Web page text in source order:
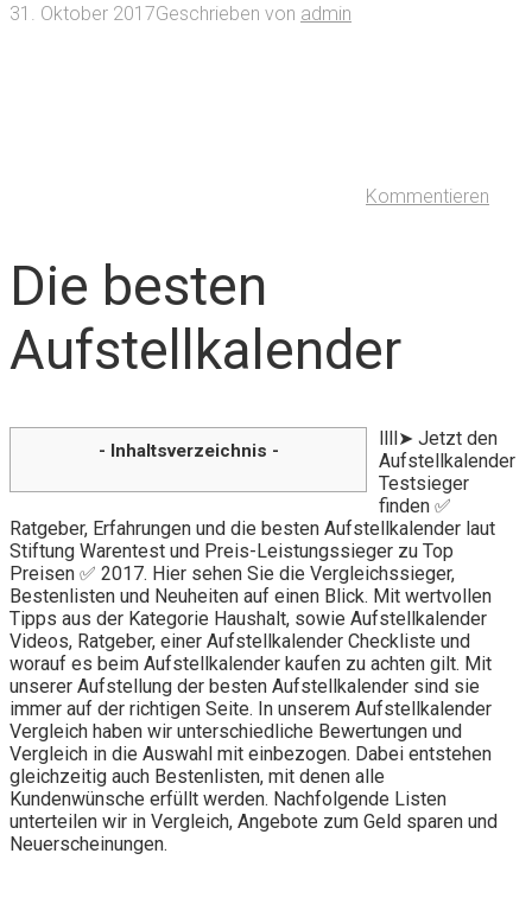
31. Oktober 2017Geschrieben von admin
Kommentieren
Die besten
Aufstellkalender
- Inhaltsverzeichnis -
llll➤ Jetzt den
Aufstellkalender
Testsieger
finden ✅
Ratgeber, Erfahrungen und die besten Aufstellkalender laut
Stiftung Warentest und Preis-Leistungssieger zu Top
Preisen ✅ 2017. Hier sehen Sie die Vergleichssieger,
Bestenlisten und Neuheiten auf einen Blick. Mit wertvollen
Tipps aus der Kategorie Haushalt, sowie Aufstellkalender
Videos, Ratgeber, einer Aufstellkalender Checkliste und
worauf es beim Aufstellkalender kaufen zu achten gilt. Mit
unserer Aufstellung der besten Aufstellkalender sind sie
immer auf der richtigen Seite. In unserem Aufstellkalender
Vergleich haben wir unterschiedliche Bewertungen und
Vergleich in die Auswahl mit einbezogen. Dabei entstehen
gleichzeitig auch Bestenlisten, mit denen alle
Kundenwünsche erfüllt werden. Nachfolgende Listen
unterteilen wir in Vergleich, Angebote zum Geld sparen und
Neuerscheinungen.